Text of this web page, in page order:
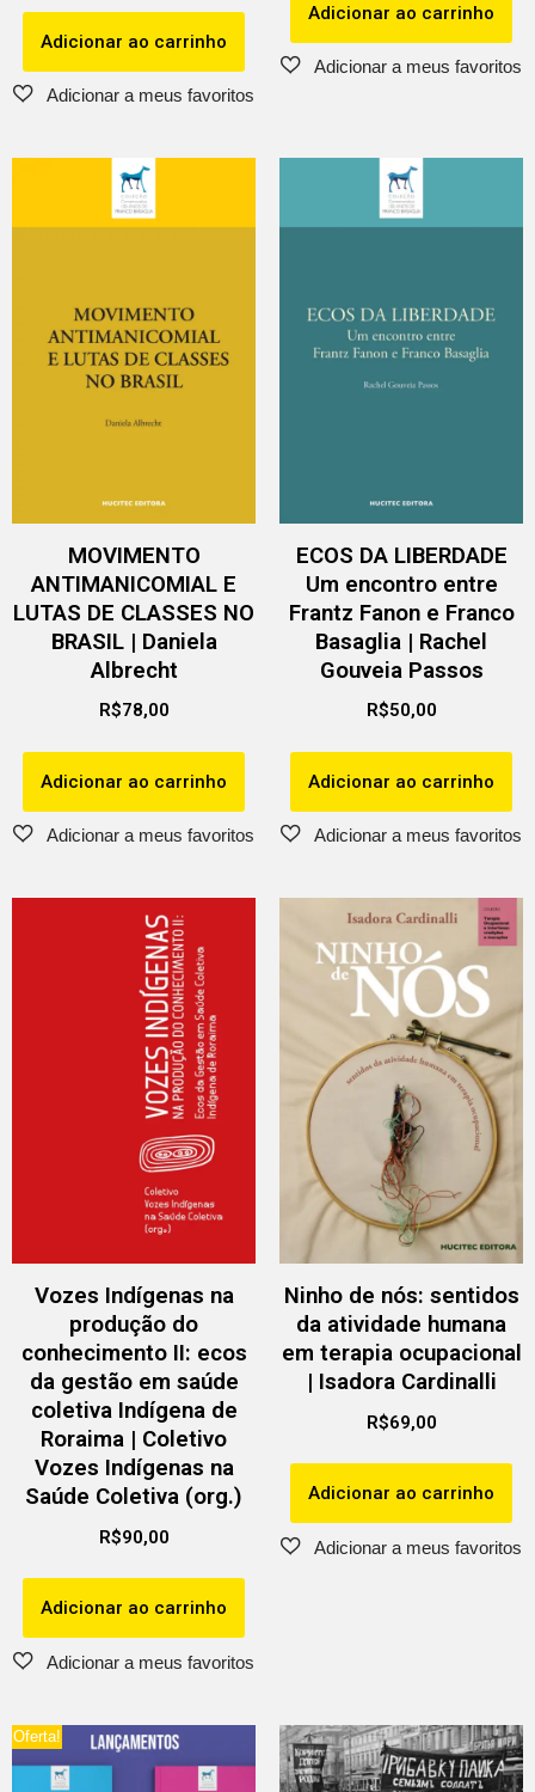
Adicionar ao carrinho
Adicionar ao carrinho
MOVIMENTO
ANTIMANICOMIAL E
LUTAS DE CLASSES NO
BRASIL | Daniela
Albrecht
R$78,00
Adicionar ao carrinho
ECOS DA LIBERDADE
Um encontro entre
Frantz Fanon e Franco
Basaglia | Rachel
Gouveia Passos
R$50,00
Adicionar ao carrinho
Vozes Indígenas na
produção do
conhecimento II: ecos
da gestão em saúde
coletiva Indígena de
Roraima | Coletivo
Vozes Indígenas na
Saúde Coletiva (org.)
R$90,00
Adicionar ao carrinho
Ninho de nós: sentidos
da atividade humana
em terapia ocupacional
| Isadora Cardinalli
R$69,00
Adicionar ao carrinho
Oferta!